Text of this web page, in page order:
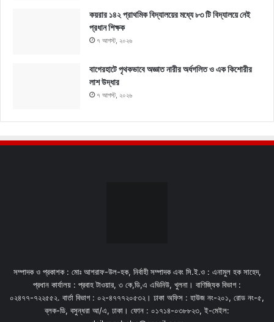
কয়রার ১৪২ প্রাথমিক বিদ্যালয়ের মধ্যে ৮৩ টি বিদ্যালয়ে নেই
প্রধান শিক্ষক
৭ আগস্ট, ২০২৬
বাগেরহাটে পৃথকভাবে অজ্ঞাত নারীর অর্ধগলিত ও এক কিশোরীর
লাশ উদ্ধার
৭ আগস্ট, ২০২৬
সম্পাদক ও প্রকাশক : মোঃ আশরাফ-উল-হক, নির্বাহী সম্পাদক এবং সি.ই.ও : এনামুল হক সাহেদ,
প্রধান কার্যালয় : প্রবাহ টাওয়ার, ৩ কে,ডি,এ এভিনিউ, খুলনা। বাণিজ্যিক বিভাগ :
০২৪৭৭-৭২২৫৫২. বার্তা বিভাগ : ০২-৪৭৭৭২০৫৩২। ঢাকা অফিস : হাউজ নং-২০১, রোড নং-৫,
ব্লক-ডি, বসুন্ধরা আ/এ, ঢাকা। ফোন : ০১৭১৪-০৩৮৮২৩, ই-মেইল: